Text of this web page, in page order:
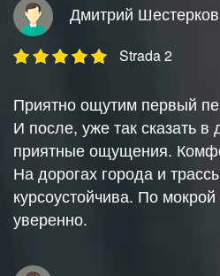
Дмитрий Шестерков
Strada 2
Приятно ощутим первый
И после, уже так сказать в
приятные ощущения.
На дорогах города и
курсоустойчива. По
уверенно.